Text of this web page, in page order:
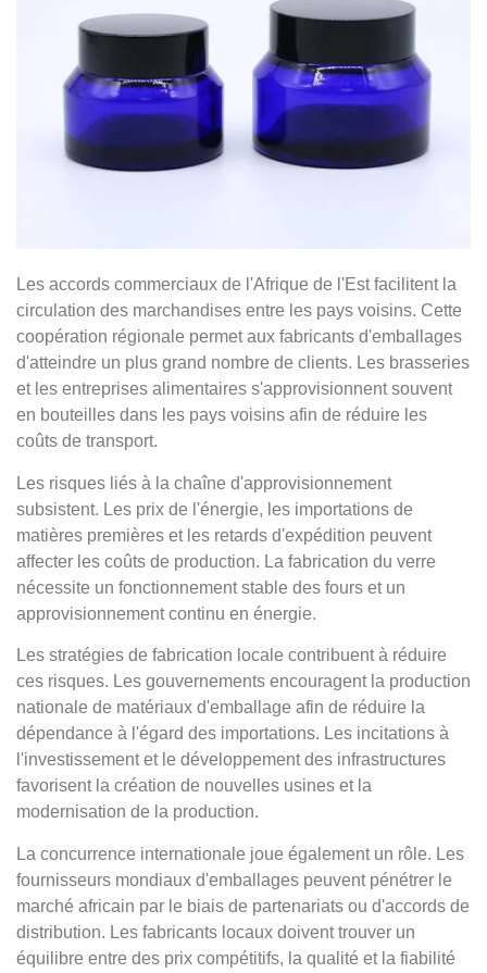
Les accords commerciaux de l'Afrique de l'Est facilitent la
circulation des marchandises entre les pays voisins. Cette
coopération régionale permet aux fabricants d'emballages
d'atteindre un plus grand nombre de clients. Les brasseries
et les entreprises alimentaires s'approvisionnent souvent
en bouteilles dans les pays voisins afin de réduire les
coûts de transport.
Les risques liés à la chaîne d'approvisionnement
subsistent. Les prix de l'énergie, les importations de
matières premières et les retards d'expédition peuvent
affecter les coûts de production. La fabrication du verre
nécessite un fonctionnement stable des fours et un
approvisionnement continu en énergie.
Les stratégies de fabrication locale contribuent à réduire
ces risques. Les gouvernements encouragent la production
nationale de matériaux d'emballage afin de réduire la
dépendance à l'égard des importations. Les incitations à
l'investissement et le développement des infrastructures
favorisent la création de nouvelles usines et la
modernisation de la production.
La concurrence internationale joue également un rôle. Les
fournisseurs mondiaux d'emballages peuvent pénétrer le
marché africain par le biais de partenariats ou d'accords de
distribution. Les fabricants locaux doivent trouver un
équilibre entre des prix compétitifs, la qualité et la fiabilité